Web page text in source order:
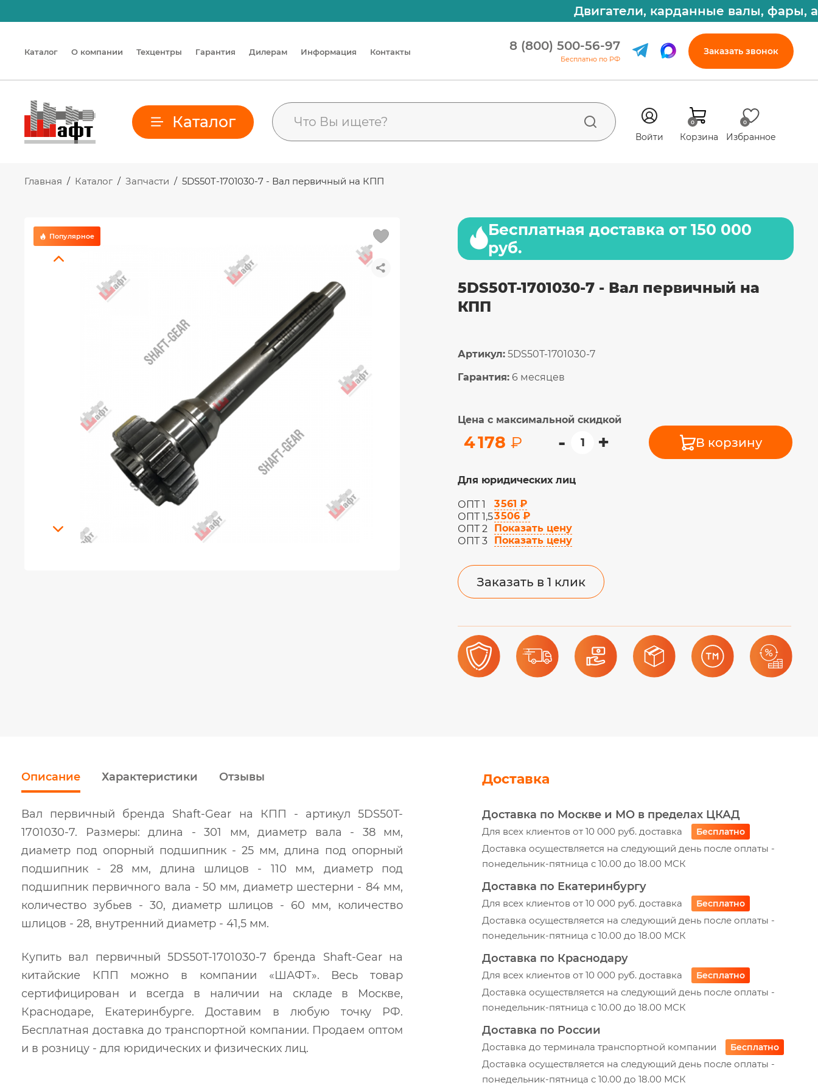
Двигатели, карданные валы, фары,
Каталог О компании Техцентры Гарантия Дилерам Информация Контакты 8 (800) 500-56-97
Бесплатно по РФ
Заказать звонок
Каталог
Войти Корзина
0 0
Избранное
Главная / Каталог / Запчасти / 5DS50T-1701030-7 - Вал первичный на КПП
Популярное
Бесплатная доставка от 150 000
руб.
5DS50T-1701030-7 - Вал первичный на
КПП
Артикул: 5DS50T-1701030-7
Гарантия: 6 месяцев
Цена с максимальной скидкой
4 178 ₽ - + В корзину
Для юридических лиц
ОПТ 1
3 561 ₽
ОПТ 1,53 506 ₽
ОПТ 2
Показать цену
ОПТ 3
Показать цену
Заказать в 1 клик
Описание Характеристики Отзывы
Вал первичный бренда Shaft-Gear на КПП - артикул 5DS50T-
1701030-7. Размеры: длина - 301 мм, диаметр вала - 38 мм,
диаметр под опорный подшипник - 25 мм, длина под опорный
подшипник - 28 мм, длина шлицов - 110 мм, диаметр под
подшипник первичного вала - 50 мм, диаметр шестерни - 84 мм,
количество зубьев - 30, диаметр шлицов - 60 мм, количество
шлицов - 28, внутренний диаметр - 41,5 мм.
Купить вал первичный 5DS50T-1701030-7 бренда Shaft-Gear на
китайские КПП можно в компании «ШАФТ». Весь товар
сертифицирован и всегда в наличии на складе в Москве,
Краснодаре, Екатеринбурге. Доставим в любую точку РФ.
Бесплатная доставка до транспортной компании. Продаем оптом
и в розницу - для юридических и физических лиц.
Доставка
Доставка по Москве и МО в пределах ЦКАД
Для всех клиентов от 10 000 руб. доставка Бесплатно
Доставка осуществляется на следующий день после оплаты -
понедельник-пятница с 10.00 до 18.00 МСК
Доставка по Екатеринбургу
Для всех клиентов от 10 000 руб. доставка Бесплатно
Доставка осуществляется на следующий день после оплаты -
понедельник-пятница с 10.00 до 18.00 МСК
Доставка по Краснодару
Для всех клиентов от 10 000 руб. доставка Бесплатно
Доставка осуществляется на следующий день после оплаты -
понедельник-пятница с 10.00 до 18.00 МСК
Доставка по России
Доставка до терминала транспортной компании Бесплатно
Доставка осуществляется на следующий день после оплаты -
понедельник-пятница с 10.00 до 18.00 МСК